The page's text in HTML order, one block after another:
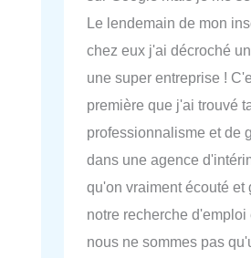
Le lendemain de mon
chez eux j'ai décroché
une super entreprise !
première que j'ai trouvé
professionnalisme et de
dans une agence
qu'on vraiment écouté et
notre recherche d'emploi
nous ne sommes pas